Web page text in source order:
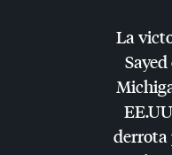
La
derrota